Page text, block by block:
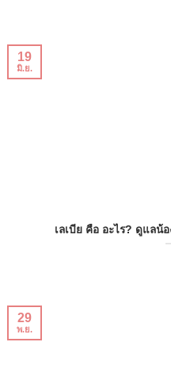
เลเบีย คือ อะไร? ดูแลน้
19
มิ.ย.
29
พ.ย.